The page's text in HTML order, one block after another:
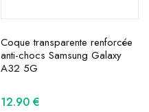
Coque transparente renforcée
anti-chocs Samsung Galaxy
A32 5G
12.90 €